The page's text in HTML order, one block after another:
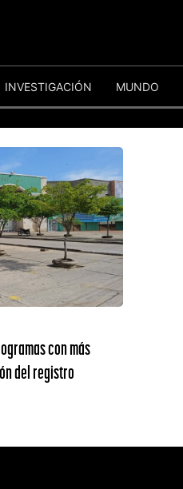
INVESTIGACIÓN MUNDO
con más
del registro